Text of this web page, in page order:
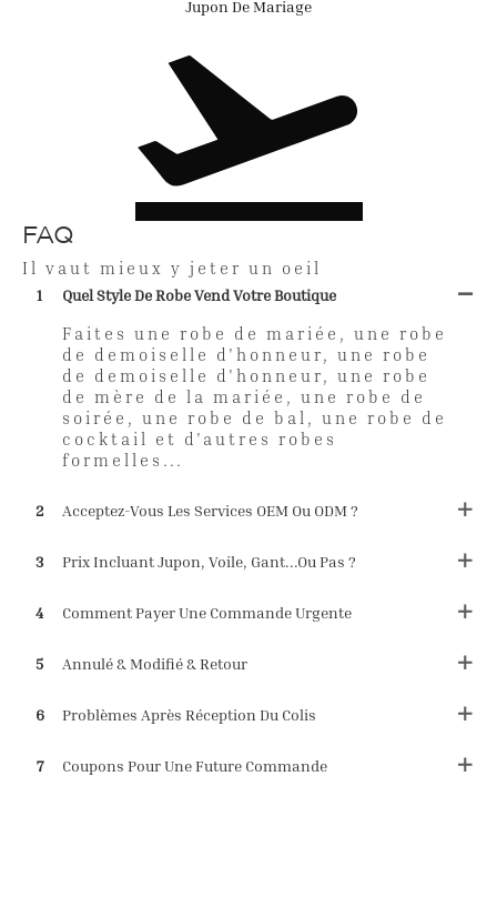
Jupon De Mariage
FAQ
Il vaut mieux y jeter un oeil
1 Quel Style De Robe Vend Votre Boutique
Faites une robe de mariée, une robe
de demoiselle d'honneur, une robe
de demoiselle d'honneur, une robe
de mère de la mariée, une robe de
soirée, une robe de bal, une robe de
cocktail et d'autres robes
formelles...
2 Acceptez-Vous Les Services OEM Ou ODM ?
3 Prix ​​incluant Jupon, Voile, Gant...ou Pas ?
4 Comment Payer Une Commande Urgente
5 Annulé & Modifié & Retour
6 Problèmes Après Réception Du Colis
7 Coupons Pour Une Future Commande